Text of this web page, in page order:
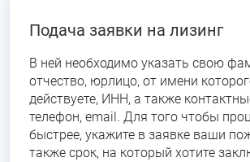
Подача заявки на лизинг
В ней необходимо указать свою
отчество, юрлицо, от имени
действуете, ИНН, а также
телефон, email. Для того чтобы
быстрее, укажите в заявке ваши
также срок, на который хотите